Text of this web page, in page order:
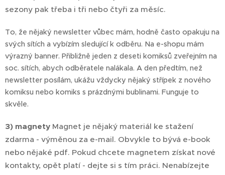
sezony pak třeba i tři nebo čtyři za měsíc.
To, že nějaký newsletter vůbec mám, hodně často opakuju na
svých sítích a vybízím sledující k odběru. Na e-shopu mám
výrazný banner. Přibližně jeden z deseti komiksů zveřejním na
soc. sítích, abych odběratele nalákala. A den předtím, než
newsletter posílám, ukážu vždycky nějaký střípek z nového
komiksu nebo komiks s prázdnými bublinami. Funguje to
skvěle.
3) magnety Magnet je nějaký materiál ke stažení
zdarma - výměnou za e-mail. Obvykle to bývá e-book
nebo nějaké pdf. Pokud chcete magnetem získat nové
kontakty, opět platí - dejte si s tím práci. Nenabízejte